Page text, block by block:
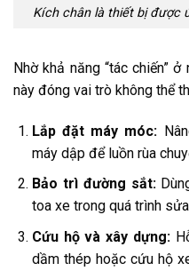
Kích chân là thiết bị được
Nhờ khả năng “tác chiến”
này đóng vai trò không thể
Lắp đặt máy móc:
máy dập để luồn rùa
Bảo trì đường sắt:
toa xe trong quá trình
Cứu hộ và xây dựng:
dầm thép hoặc cứu hộ